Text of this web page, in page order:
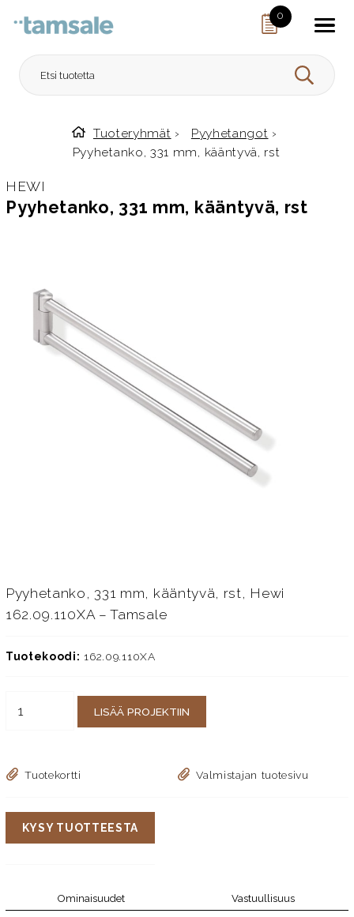
0
HAE
Etusivulle
Tuoteryhmät › Pyyhetangot ›
Pyyhetanko, 331 mm, kääntyvä, rst
HEWI
Pyyhetanko, 331 mm, kääntyvä, rst
Pyyhetanko, 331 mm, kääntyvä, rst, Hewi
162.09.110XA – Tamsale
Tuotekoodi: 162.09.110XA
LISÄÄ PROJEKTIIN
Tuotekortti Valmistajan tuotesivu
KYSY TUOTTEESTA
Ominaisuudet Vastuullisuus